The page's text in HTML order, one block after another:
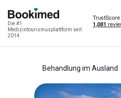
Die #1
Medizintourismusplattform seit
2014
Behandlung im Ausland